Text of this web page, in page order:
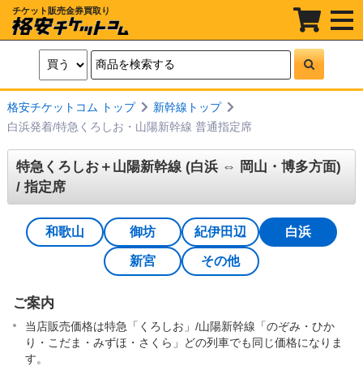
チケット販売金券買取り
t
o
g
n
a
格安チケットコム トップ
新幹線トップ
白浜発着/特急くろしお・山陽新幹線 普通指定席
特急くろしお＋山陽新幹線 (白浜 ⇔ 岡山・博多方面)
/ 指定席
和歌山 御坊 紀伊田辺 白浜
新宮 その他
ご案内
当店販売価格は特急「くろしお」/山陽新幹線「のぞみ・ひか
り・こだま・みずほ・さくら」どの列車でも同じ価格になりま
す。